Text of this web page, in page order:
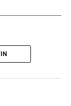
ziyaret etti.